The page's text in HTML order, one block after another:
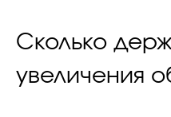
Сколько
увеличения